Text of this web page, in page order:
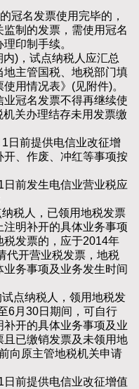
名发票使用完毕的，
制的发票，需使用冠名
印制手续。
)，试点纳税人应汇总
主管国税、地税部门填
用情况表》(见附件)。
冠名发票不得再继续使
关办理结存未用发票缴
前提供电信业改征增
、作废、冲红等事项按
前发生电信业营业税应
税人，已领用地税发票
明补开的具体业务事项
税发票的，应于2014年
代开营业税发票，地税
务事项及业务发生时间
点纳税人，领用地税发
6月30日期间，可自行
开的具体业务事项及业
已缴销发票及未领用地
向原主管地税机关申请
前提供电信业改征增值